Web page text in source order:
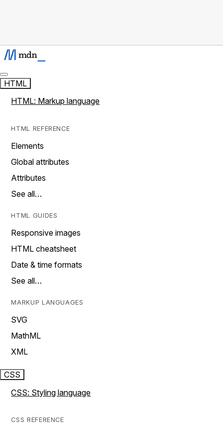
HTML
HTML: Markup language
HTML REFERENCE
Elements
Global attributes
Attributes
See all…
HTML GUIDES
Responsive images
HTML cheatsheet
Date & time formats
See all…
MARKUP LANGUAGES
SVG
MathML
XML
CSS
CSS: Styling language
CSS REFERENCE